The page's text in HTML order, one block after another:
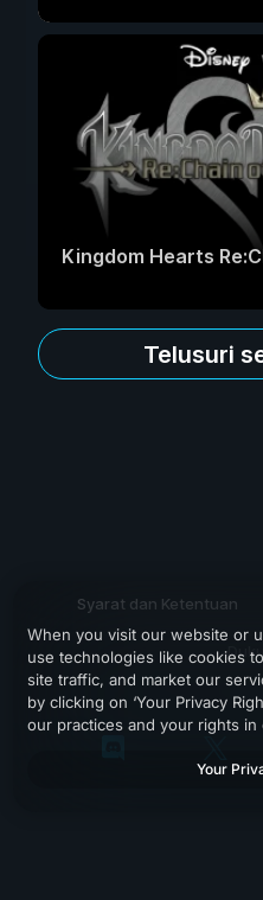
Kingdom Hearts
Telusuri
Syarat dan Ketentuan
When you visit our website or
use technologies like cookies
site traffic, and market our
by clicking on ‘Your Privacy
our practices and your rights in
Your